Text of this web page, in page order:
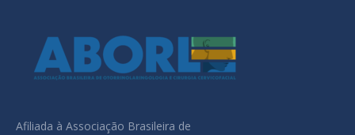
Afiliada à Associação Brasileira de